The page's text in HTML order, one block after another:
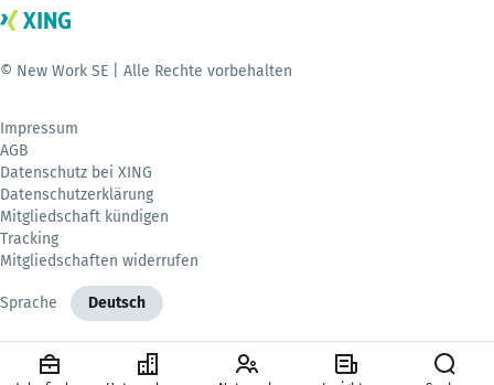
© New Work SE | Alle Rechte vorbehalten
Impressum
AGB
Datenschutz bei XING
Datenschutzerklärung
Mitgliedschaft kündigen
Tracking
Mitgliedschaften widerrufen
Sprache Deutsch